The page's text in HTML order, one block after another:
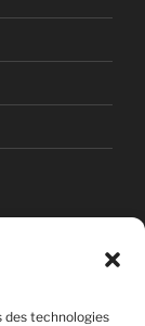
des technologies